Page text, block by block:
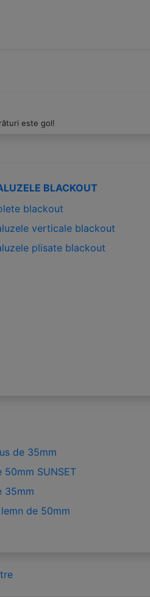
este gol!
BLACKOUT
blackout
verticale blackout
plisate blackout
de 35mm
SUNSET
35mm
de 50mm